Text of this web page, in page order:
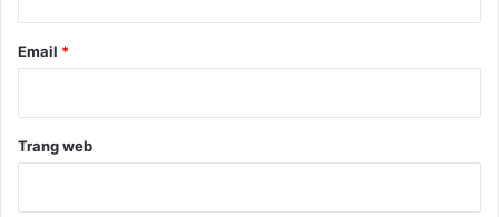
Email *
Trang web